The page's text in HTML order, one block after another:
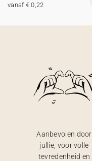
vanaf € 0,22
Aanbevolen door
jullie, voor volle
tevredenheid en